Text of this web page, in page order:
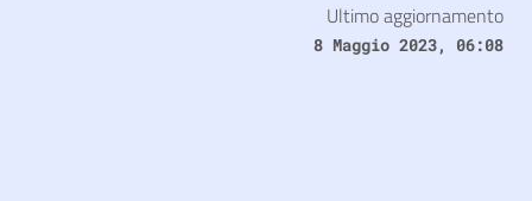
Ultimo aggiornamento
8 Maggio 2023, 06:08